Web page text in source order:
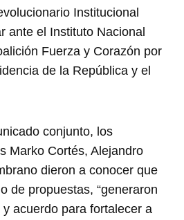
Institucional
ante el Instituto Nacional
Fuerza y Corazón por
de la República y el
conjunto, los
Marko Cortés, Alejandro
dieron a conocer que
de propuestas, “generaron
acuerdo para fortalecer a